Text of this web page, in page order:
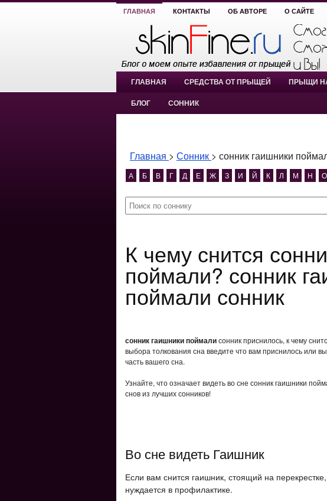
ГЛАВНАЯ КОНТАКТЫ ОБ АВТОРЕ О САЙТЕ
ГЛАВНАЯ СРЕДСТВА ОТ ПРЫЩЕЙ ПРЫЩИ
БЛОГ СОННИК
Главная > Сонник > сонник гаишники
А Б В Г Д Е Ж З И Й К Л М Н О
К чему снится сонник гаишники
поймали? сонник
поймали сонник
сонник гаишники поймалисонник приснилось, к чему
выбора толкования сна введите что вам приснилось или
часть вашего сна.
Узнайте, что означает видеть во сне сонник гаишники
снов из лучших сонников!
Во сне видеть Гаишник
Если вам снится гаишник, стоящий на
нуждается в профилактике.